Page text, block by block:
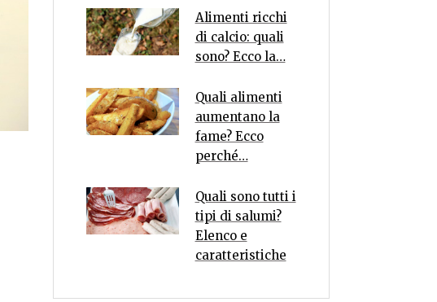
Alimenti ricchi
di calcio: quali
sono? Ecco la…
Quali alimenti
aumentano la
fame? Ecco
perché…
Quali sono tutti i
tipi di salumi?
Elenco e
caratteristiche